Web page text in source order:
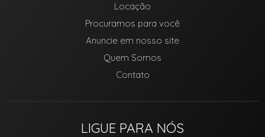
Locação
Procuramos para você
Anuncie em nosso site
Quem Somos
Contato
LIGUE PARA NÓS